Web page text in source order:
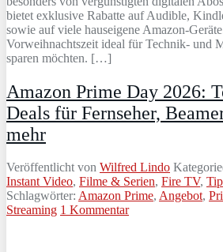
bietet exklusive Rabatte auf Audible,
sowie auf viele hauseigene Amazon-
Vorweihnachtszeit ideal für Technik- und
sparen möchten. […]
Amazon Prime Day 2026:
Deals für Fernseher,
mehr
Veröffentlicht von Wilfred Lindo
Instant Video, Filme & Serien, Fire TV,
Schlagwörter: Amazon Prime, Angebot,
Streaming 1 Kommentar